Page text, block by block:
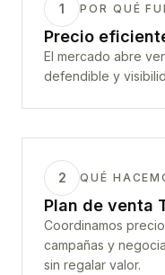
1 POR QUÉ
Precio
El mercado abre
defendible y
2 QUÉ
Plan de venta
Coordinamos
campañas y
sin regalar valor.